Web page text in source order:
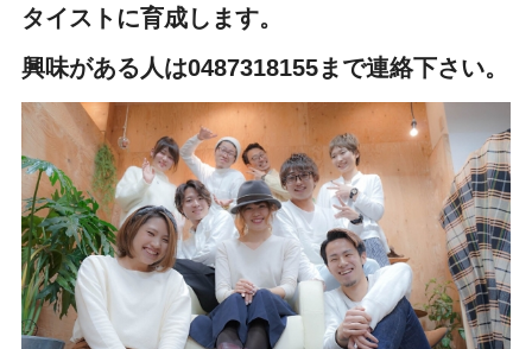
タイストに育成します。
興味がある人は0487318155まで連絡下さい。